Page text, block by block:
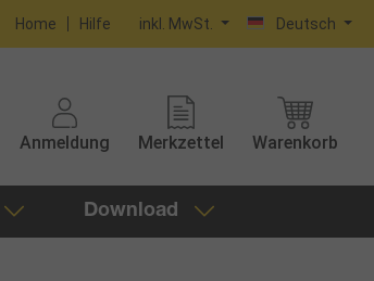
Home Hilfe inkl. MwSt. Deutsch
Anmeldung Merkzettel Warenkorb
Download